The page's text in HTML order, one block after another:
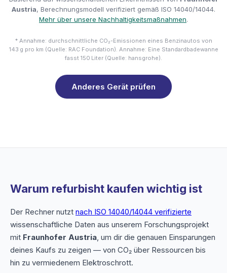
Austria, Berechnungsmodell verifiziert gemäß ISO 14040/14044.
Mehr über unsere Nachhaltigkeitsmaßnahmen.
* Annahme: durchschnittliche CO₂-Emissionen eines Benzinautos von
143 g pro km (Quelle: RAC Foundation). Annahme: Eine Standardbadewanne
fasst 150 Liter (Quelle: hansgrohe).
Anderes Gerät prüfen
Warum refurbisht kaufen wichtig ist
Der Rechner nutzt nach ISO 14040/14044 verifizierte
wissenschaftliche Daten aus unserem Forschungsprojekt
mit Fraunhofer Austria, um dir die genauen Einsparungen
deines Kaufs zu zeigen — von CO₂ über Ressourcen bis
hin zu vermiedenem Elektroschrott.